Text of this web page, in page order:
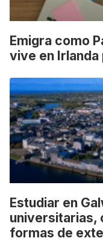
Emigra como
vive en Irlanda
Estudiar en
universitarias,
formas de